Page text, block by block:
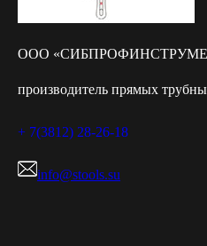
ООО
производитель прямых
+ 7(3812) 28-26-18
info@stools.su